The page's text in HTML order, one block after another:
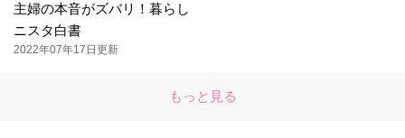
主婦の本音がズバリ！暮らし
ニスタ白書
2022年07年17日更新
もっと見る